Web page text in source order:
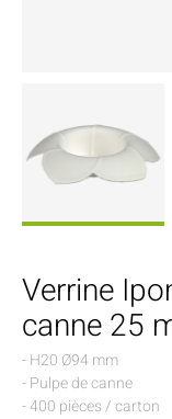
Verrine
canne 25
- H20 Ø94 mm
- Pulpe de canne
- 400 pièces / carton